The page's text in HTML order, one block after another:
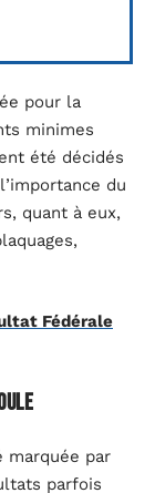
pour la
minimes
été décidés
du
quant à eux,
Fédérale
marquée par
parfois